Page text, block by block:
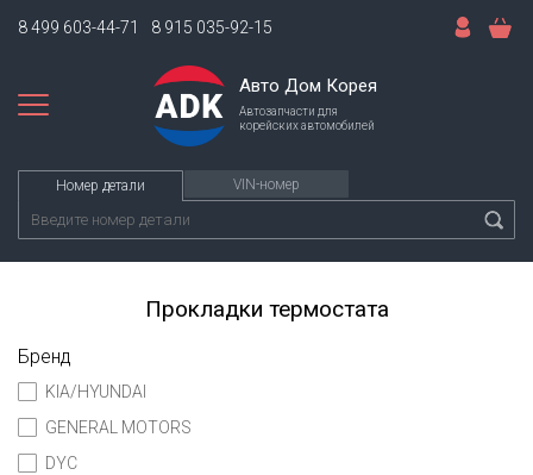
8 499 603-44-71 8 915 035-92-15
Авто Дом Корея
Автозапчасти для
корейских автомобилей
Номер детали VIN-номер
Прокладки термостата
Бренд
KIA/HYUNDAI
GENERAL MOTORS
DYC